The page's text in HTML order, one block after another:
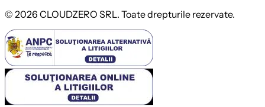
© 2026 CLOUDZERO SRL. Toate drepturile rezervate.